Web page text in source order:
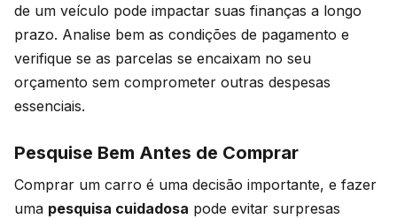
de um veículo pode impactar suas finanças a longo
prazo. Analise bem as condições de pagamento e
verifique se as parcelas se encaixam no seu
orçamento sem comprometer outras despesas
essenciais.
Pesquise Bem Antes de Comprar
Comprar um carro é uma decisão importante, e fazer
uma pesquisa cuidadosa pode evitar surpresas